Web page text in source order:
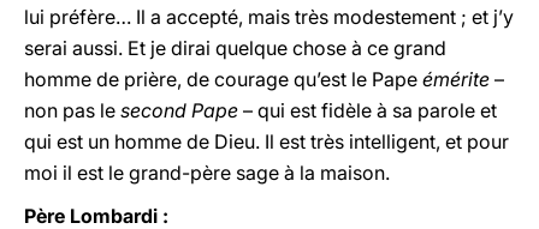
lui préfère… Il a accepté, mais très modestement ; et j’y
serai aussi. Et je dirai quelque chose à ce grand
homme de prière, de courage qu’est le Pape émérite –
non pas le second Pape – qui est fidèle à sa parole et
qui est un homme de Dieu. Il est très intelligent, et pour
moi il est le grand-père sage à la maison.
Père Lombardi :